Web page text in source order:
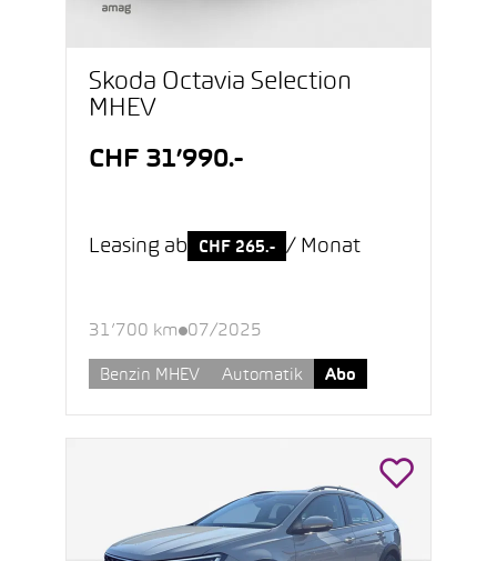
Škoda Octavia Selection
MHEV
CHF 31’990.-
Leasing ab CHF 265.- / Monat
31’700 km 07/2025
Benzin MHEV Automatik Abo